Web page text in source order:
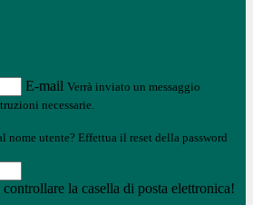
E-mail Verrà inviato un messaggio
necessarie.
nome utente? Effettua il reset della password
la casella di posta elettronica!